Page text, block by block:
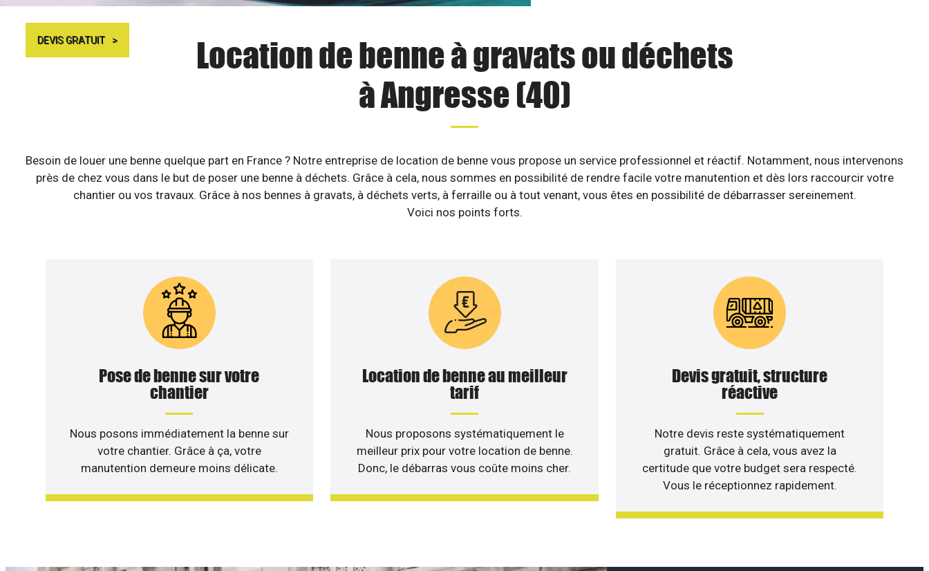
DEVIS GRATUIT
Location de benne à gravats ou déchets
à Angresse (40)
Besoin de louer une benne quelque part en France ? Notre entreprise de location de benne vous propose un service professionnel et réactif. Notamment, nous intervenons
près de chez vous dans le but de poser une benne à déchets. Grâce à cela, nous sommes en possibilité de rendre facile votre manutention et dès lors raccourcir votre
chantier ou vos travaux. Grâce à nos bennes à gravats, à déchets verts, à ferraille ou à tout venant, vous êtes en possibilité de débarrasser sereinement.
Voici nos points forts.
Pose de benne sur votre
chantier
Nous posons immédiatement la benne sur
votre chantier. Grâce à ça, votre
manutention demeure moins délicate.
Location de benne au meilleur
tarif
Nous proposons systématiquement le
meilleur prix pour votre location de benne.
Donc, le débarras vous coûte moins cher.
Devis gratuit, structure
réactive
Notre devis reste systématiquement
gratuit. Grâce à cela, vous avez la
certitude que votre budget sera respecté.
Vous le réceptionnez rapidement.